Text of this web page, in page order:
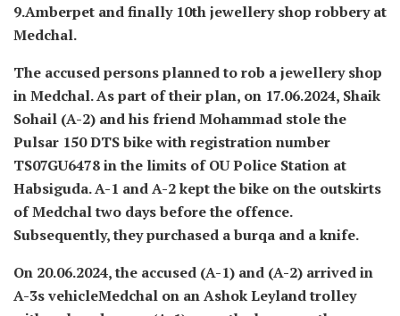
9.Amberpet and finally 10th jewellery shop robbery at
Medchal.
The accused persons planned to rob a jewellery shop
in Medchal. As part of their plan, on 17.06.2024, Shaik
Sohail (A-2) and his friend Mohammad stole the
Pulsar 150 DTS bike with registration number
TS07GU6478 in the limits of OU Police Station at
Habsiguda. A-1 and A-2 kept the bike on the outskirts
of Medchal two days before the offence.
Subsequently, they purchased a burqa and a knife.
On 20.06.2024, the accused (A-1) and (A-2) arrived in
A-3s vehicleMedchal on an Ashok Leyland trolley